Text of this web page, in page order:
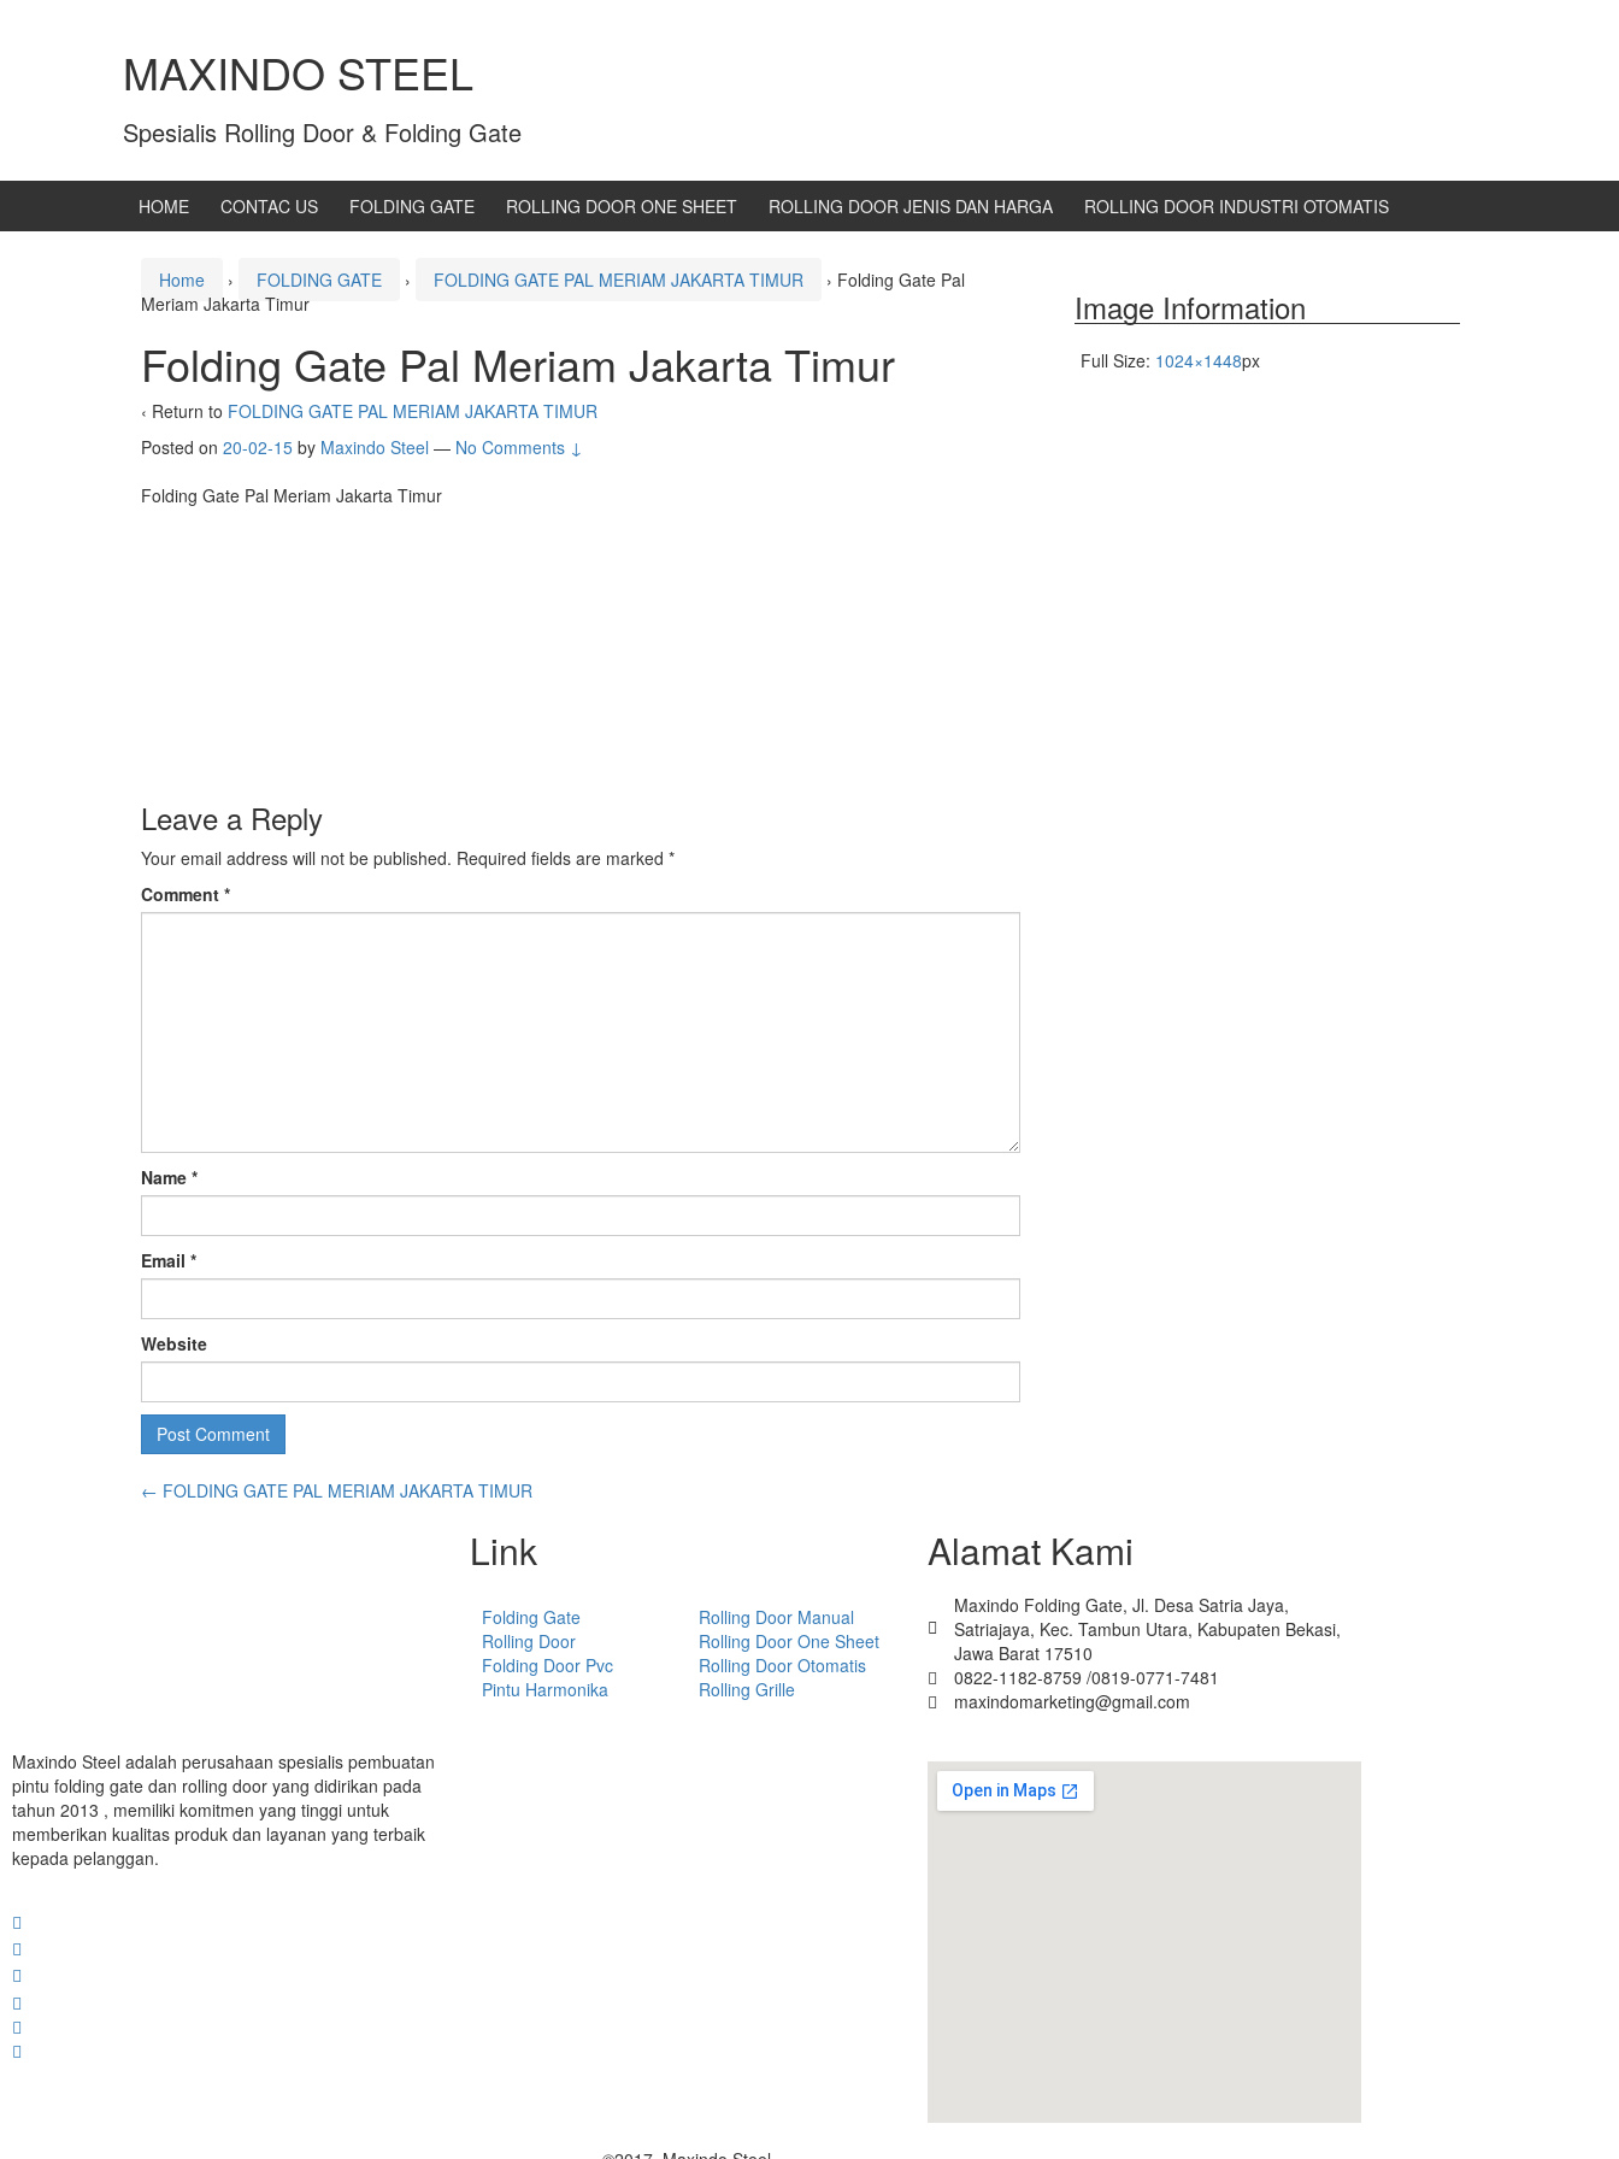
MAXINDO STEEL
Spesialis Rolling Door & Folding Gate
HOME CONTAC US FOLDING GATE ROLLING DOOR ONE SHEET ROLLING DOOR JENIS DAN HARGA ROLLING DOOR INDUSTRI OTOMATIS
Home › FOLDING GATE › FOLDING GATE PAL MERIAM JAKARTA TIMUR › Folding Gate Pal
Meriam Jakarta Timur
Folding Gate Pal Meriam Jakarta Timur
‹ Return to FOLDING GATE PAL MERIAM JAKARTA TIMUR
Posted on 20-02-15 by Maxindo Steel — No Comments ↓
Folding Gate Pal Meriam Jakarta Timur
Leave a Reply
Your email address will not be published. Required fields are marked *
Comment *
Name *
Email *
Website
← FOLDING GATE PAL MERIAM JAKARTA TIMUR
Image Information
Full Size: 1024×1448px
Maxindo Steel adalah perusahaan spesialis pembuatan
pintu folding gate dan rolling door yang didirikan pada
tahun 2013 , memiliki komitmen yang tinggi untuk
memberikan kualitas produk dan layanan yang terbaik
kepada pelanggan.
Link
Folding Gate
Rolling Door
Folding Door Pvc
Pintu Harmonika
Rolling Door Manual
Rolling Door One Sheet
Rolling Door Otomatis
Rolling Grille
Alamat Kami
Maxindo Folding Gate, Jl. Desa Satria Jaya,
Satriajaya, Kec. Tambun Utara, Kabupaten Bekasi,
Jawa Barat 17510
0822-1182-8759 /0819-0771-7481
maxindomarketing@gmail.com